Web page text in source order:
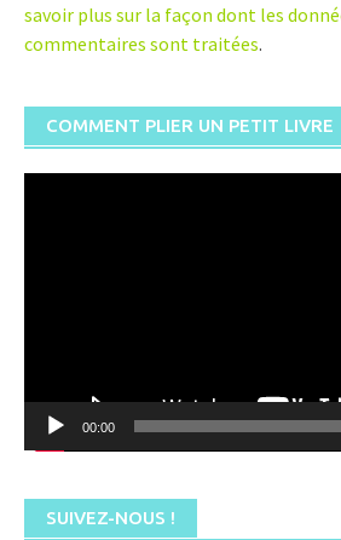
savoir plus sur la façon dont les
commentaires sont traitées.
COMMENT PLIER UN PETIT LIVRE
00:00
SUIVEZ-NOUS !